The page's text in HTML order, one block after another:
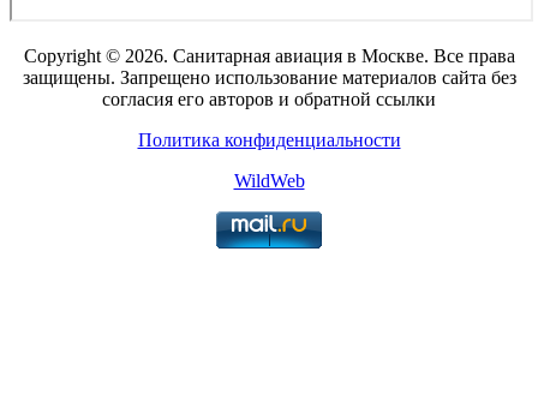
Copyright © 2026. Санитарная авиация в Москве. Все права
защищены. Запрещено использование материалов сайта без
согласия его авторов и обратной ссылки
Политика конфиденциальности
WildWeb